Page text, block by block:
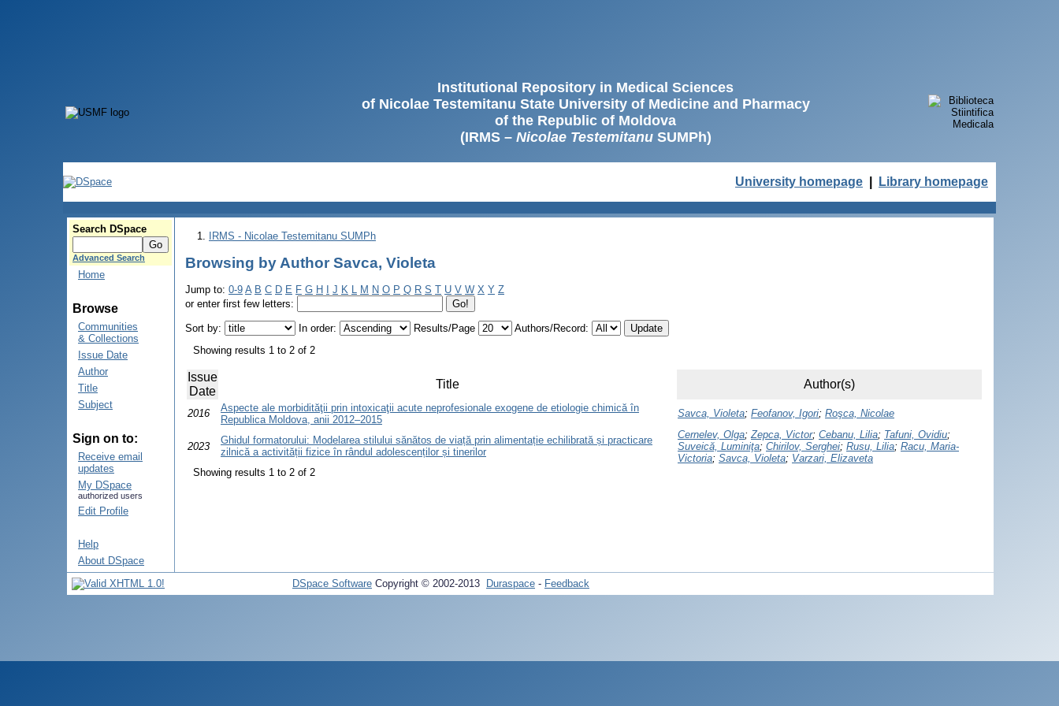
Institutional Repository in Medical Sciences
of Nicolae Testemitanu State University of Medicine and Pharmacy
of the Republic of Moldova
(IRMS – Nicolae TestemitanuSUMPh)
University homepage Library homepage
Search DSpace
Advanced Search
Home
Browse
Communities
& Collections
Issue Date
Author
Title
Subject
Sign on to:
Receive email
updates
My DSpace
authorized users
Edit Profile
Help
About DSpace
IRMS - Nicolae Testemitanu SUMPh
Browsing by Author Savca, Violeta
Jump to: 0-9 A B C D E F G H J K L M N O P Q R S T U V W X Y Z
or enter first few letters:
Sort by: In order: Results/Page
Authors/Record:
Showing results 1 to 2 of 2
Issue
Date
Title Author(s)
2016
Aspecte ale morbidităţii prin intoxicaţii acute neprofesionale exogene de etiologie chimică în
Republica Moldova, anii 2012–2015
Savca, Violeta; Feofanov, Igori; Roşca, Nicolae
2023
Ghidul formatorului: Modelarea stilului sănătos de viață prin alimentație echilibrată și practicare
zilnică a activității fizice în rândul adolescenților și tinerilor
Cernelev, Olga;Zepca, Victor; Cebanu, Lilia; Tafuni, Ovidiu;
Suveică, Luminiţa; Chirilov, Serghei; Rusu, Lilia; Racu, Maria-
Victoria; Savca, Violeta; Varzari, Elizaveta
Showing results 1 to 2 of 2
DSpace Software Copyright © 2002-2013 Duraspace - Feedback